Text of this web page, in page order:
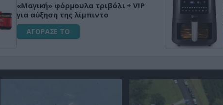
«Μαγική» φόρμουλα τριβόλι + VIP
για αύξηση της λίμπιντο
ΑΓΟΡΑΣΕ ΤΟ